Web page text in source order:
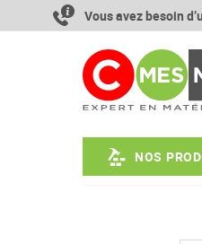
contenu
Vous avez besoin
NOS